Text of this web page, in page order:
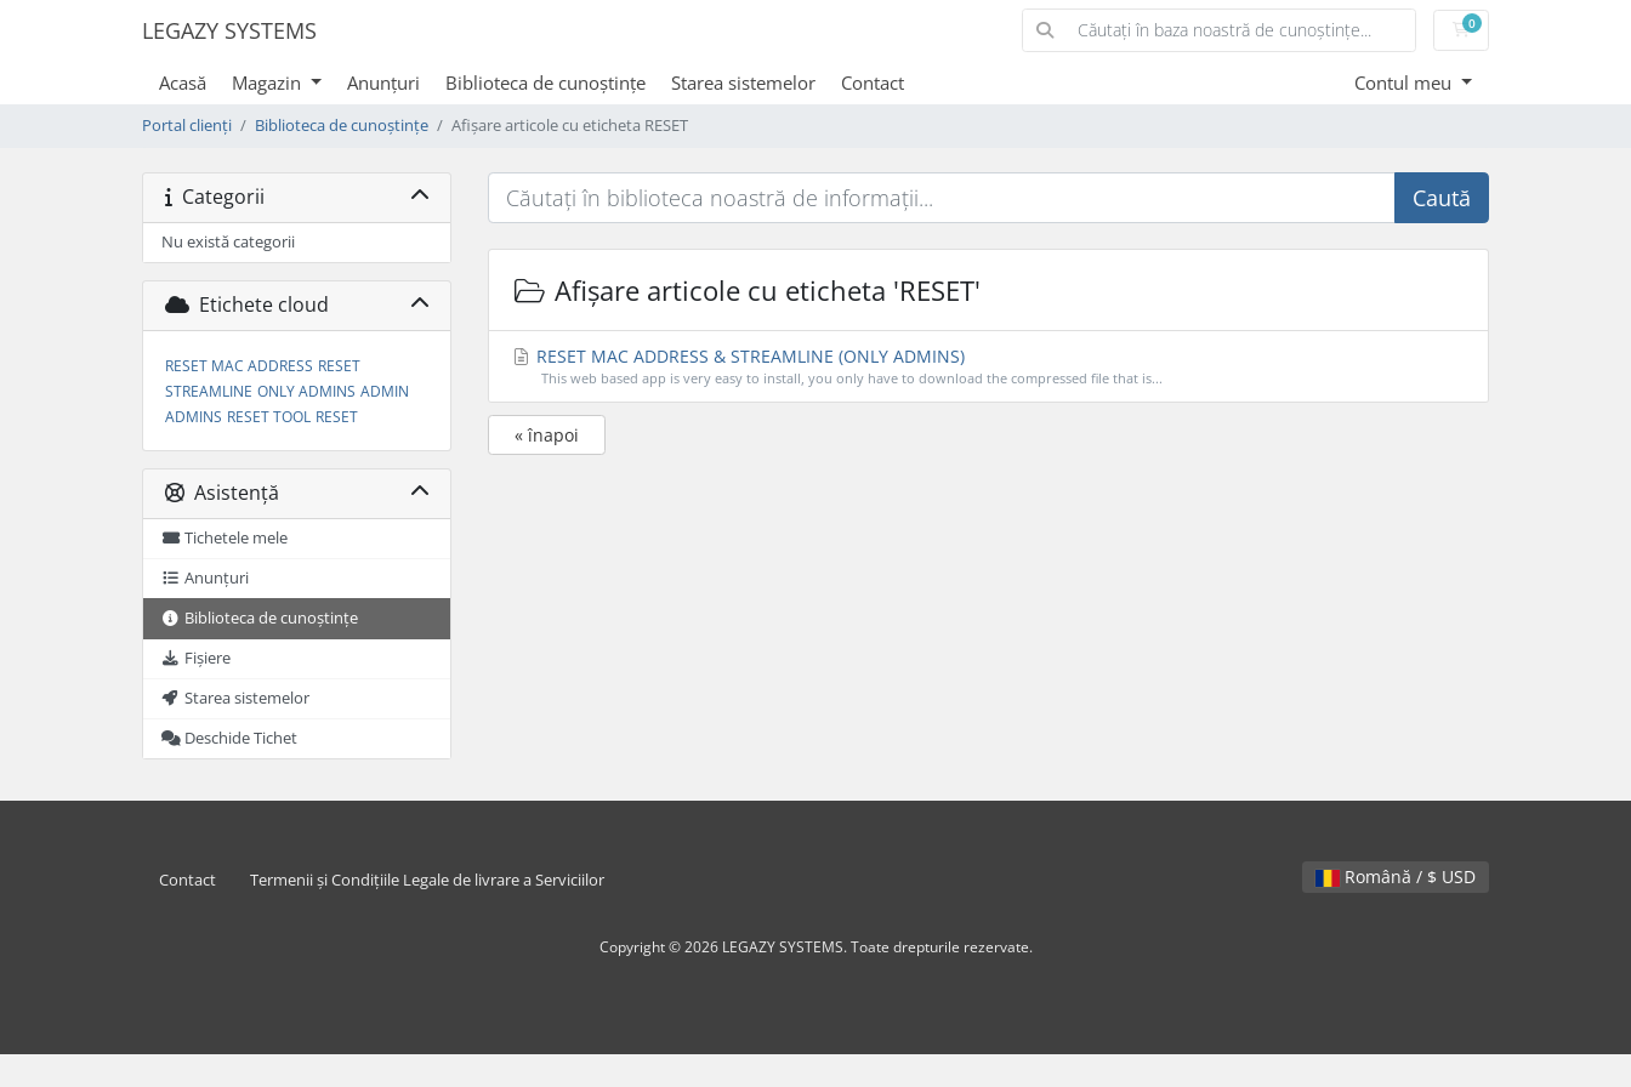
LEGAZY SYSTEMS 0Coș de cumpărături
Acasă Magazin Anunțuri Biblioteca de cunoștințe Starea sistemelor Contact Contul meu
Portal clienți Biblioteca de cunoștințe Afișare articole cu eticheta RESET
Categorii
Nu există categorii
Etichete cloud
RESET MAC ADDRESS RESET
STREAMLINE ONLY ADMINS ADMIN
ADMINS RESET TOOL RESET
Asistență
Tichetele mele
Anunțuri
Biblioteca de cunoștințe
Fișiere
Starea sistemelor
Deschide Tichet
Caută
Afișare articole cu eticheta 'RESET'
RESET MAC ADDRESS & STREAMLINE (ONLY ADMINS)
This web based app is very easy to install, you only have to download the compressed file that is...
« înapoi
Română / $ USD
Contact Termenii și Condițiile Legale de livrare a Serviciilor
Copyright © 2026 LEGAZY SYSTEMS. Toate drepturile rezervate.